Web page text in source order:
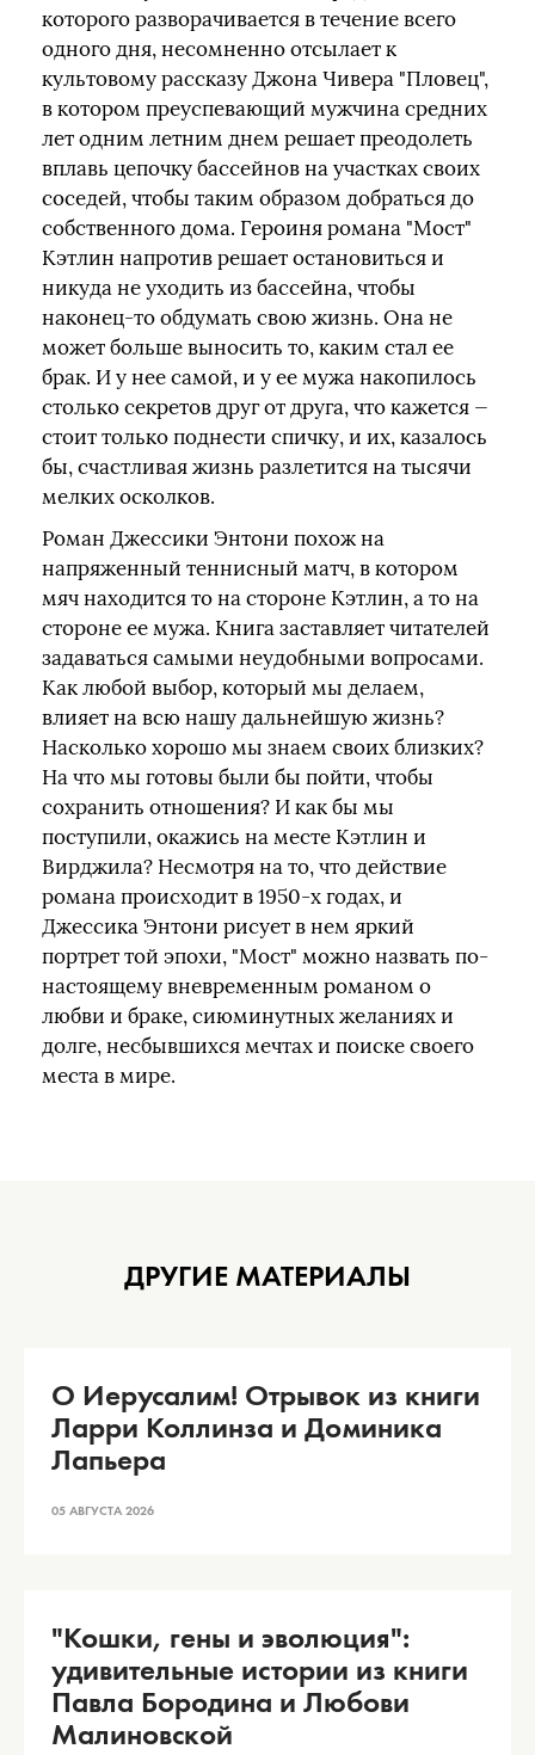
которого разворачивается в течение всего
одного дня, несомненно отсылает к
культовому рассказу Джона Чивера "Пловец",
в котором преуспевающий мужчина средних
лет одним летним днем решает преодолеть
вплавь цепочку бассейнов на участках своих
соседей, чтобы таким образом добраться до
собственного дома. Героиня романа "Мост"
Кэтлин напротив решает остановиться и
никуда не уходить из бассейна, чтобы
наконец-то обдумать свою жизнь. Она не
может больше выносить то, каким стал ее
брак. И у нее самой, и у ее мужа накопилось
столько секретов друг от друга, что кажется —
стоит только поднести спичку, и их, казалось
бы, счастливая жизнь разлетится на тысячи
мелких осколков.
Роман Джессики Энтони похож на
напряженный теннисный матч, в котором
мяч находится то на стороне Кэтлин, а то на
стороне ее мужа. Книга заставляет читателей
задаваться самыми неудобными вопросами.
Как любой выбор, который мы делаем,
влияет на всю нашу дальнейшую жизнь?
Насколько хорошо мы знаем своих близких?
На что мы готовы были бы пойти, чтобы
сохранить отношения? И как бы мы
поступили, окажись на месте Кэтлин и
Вирджила? Несмотря на то, что действие
романа происходит в 1950-х годах, и
Джессика Энтони рисует в нем яркий
портрет той эпохи, "Мост" можно назвать по-
настоящему вневременным романом о
любви и браке, сиюминутных желаниях и
долге, несбывшихся мечтах и поиске своего
места в мире.
ДРУГИЕ МАТЕРИАЛЫ
О Иерусалим! Отрывок из книги
Ларри Коллинза и Доминика
Лапьера
05 АВГУСТА 2026
"Кошки, гены и эволюция":
удивительные истории из книги
Павла Бородина и Любови
Малиновской